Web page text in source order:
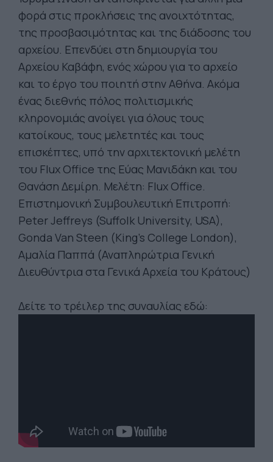
φορά στις προκλήσεις της ανοιχτότητας,
της προσβασιμότητας και της διάδοσης του
αρχείου. Επενδύει στη δημιουργία του
Αρχείου Καβάφη, ενός χώρου για το αρχείο
και το έργο του ποιητή στην Αθήνα. Ακόμα
ένας διεθνής πόλος πολιτισμικής
κληρονομιάς ανοίγει για όλους τους
κατοίκους, τους μελετητές και τους
επισκέπτες, υπό την αρχιτεκτονική μελέτη
του Flux Office της Εύας Μανιδάκη και του
Θανάση Δεμίρη. Μελέτη: Flux Office.
Επιστημονική Συμβουλευτική Επιτροπή:
Peter Jeffreys (Suffolk University, USA),
Gonda Van Steen (King’s College London),
Αμαλία Παππά (Αναπληρώτρια Γενική
Διευθύντρια στα Γενικά Αρχεία του Κράτους)
Δείτε το τρέιλερ της συναυλίας εδώ: